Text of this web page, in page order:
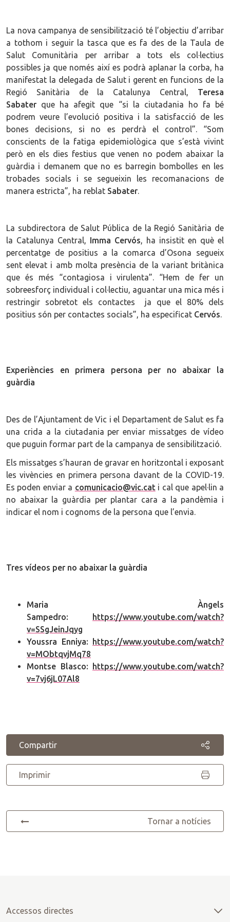
La nova campanya de sensibilització té l’objectiu d’arribar
a tothom i seguir la tasca que es fa des de la Taula de
Salut Comunitària per arribar a tots els col·lectius
possibles ja que només així es podrà aplanar la corba, ha
manifestat la delegada de Salut i gerent en funcions de la
Regió Sanitària de la Catalunya Central, Teresa
Sabater que ha afegit que “si la ciutadania ho fa bé
podrem veure l’evolució positiva i la satisfacció de les
bones decisions, si no es perdrà el control”. “Som
conscients de la fatiga epidemiològica que s’està vivint
però en els dies festius que venen no podem abaixar la
guàrdia i demanem que no es barregin bombolles en les
trobades socials i se segueixin les recomanacions de
manera estricta”, ha reblat Sabater.
La subdirectora de Salut Pública de la Regió Sanitària de
la Catalunya Central, Imma Cervós, ha insistit en què el
percentatge de positius a la comarca d’Osona segueix
sent elevat i amb molta presència de la variant britànica
que és més “contagiosa i virulenta”. “Hem de fer un
sobreesforç individual i col·lectiu, aguantar una mica més i
restringir sobretot els contactes ja que el 80% dels
positius són per contactes socials”, ha especificat Cervós.
Experiències en primera persona per no abaixar la
guàrdia
Des de l’Ajuntament de Vic i el Departament de Salut es fa
una crida a la ciutadania per enviar missatges de vídeo
que puguin formar part de la campanya de sensibilització.
Els missatges s’hauran de gravar en horitzontal i exposant
les vivències en primera persona davant de la COVID-19.
Es poden enviar a comunicacio@vic.cati cal que apel·lin a
no abaixar la guàrdia per plantar cara a la pandèmia i
indicar el nom i cognoms de la persona que l’envia.
Tres vídeos per no abaixar la guàrdia
Maria Àngels
Sampedro: https://www.youtube.com/watch?
v=SSgJeinJqyg
Youssra Enniya: https://www.youtube.com/watch?
v=MObtqvjMq78
Montse Blasco: https://www.youtube.com/watch?
v=7vj6jL07Al8
Compartir
Imprimir
Tornar a notícies
Accessos directes